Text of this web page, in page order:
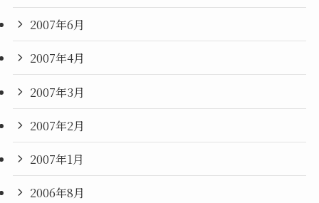
2007年6月
2007年4月
2007年3月
2007年2月
2007年1月
2006年8月